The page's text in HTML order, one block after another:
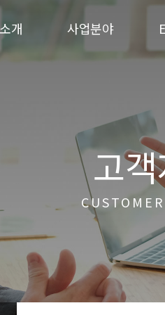
개 사업분야
고